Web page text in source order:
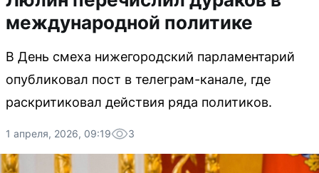
международной политике
В День смеха нижегородский парламентарий
опубликовал пост в телеграм-канале, где
раскритиковал действия ряда политиков.
1 апреля, 2026, 09:19 3